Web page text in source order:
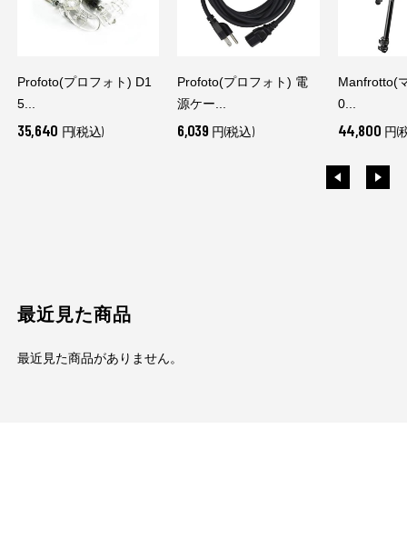
Profoto(プロフォト) D1
5...
35,640 円(税込)
Profoto(プロフォト) 電
源ケー...
6,039 円(税込)
Manfrotto(
0...
44,800 円(
最近見た商品
最近見た商品がありません。